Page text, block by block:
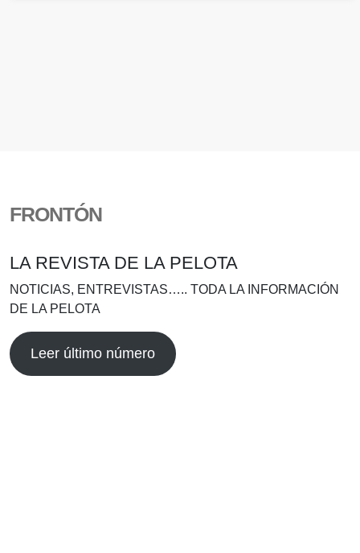
FRONTÓN
LA REVISTA DE LA PELOTA
NOTICIAS, ENTREVISTAS….. TODA LA INFORMACIÓN
DE LA PELOTA
Leer último número